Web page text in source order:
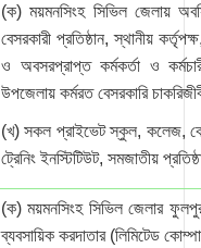
(ক) ময়মনসিংহ সিভিল জেলায়
বেসরকারী প্রতিষ্ঠান, স্থানীয়
ও অবসরপ্রাপ্ত কর্মকর্তা ও
উপজেলায় কর্মরত বেসরকারি
(খ) সকল প্রাইভেট স্কুল, কলেজ,
ট্রেনিং ইনস্টিটিউট, সমজাতীয়
(ক) ময়মনসিংহ সিভিল জেলার
ব্যবসায়িক করদাতার (লিমিটেড